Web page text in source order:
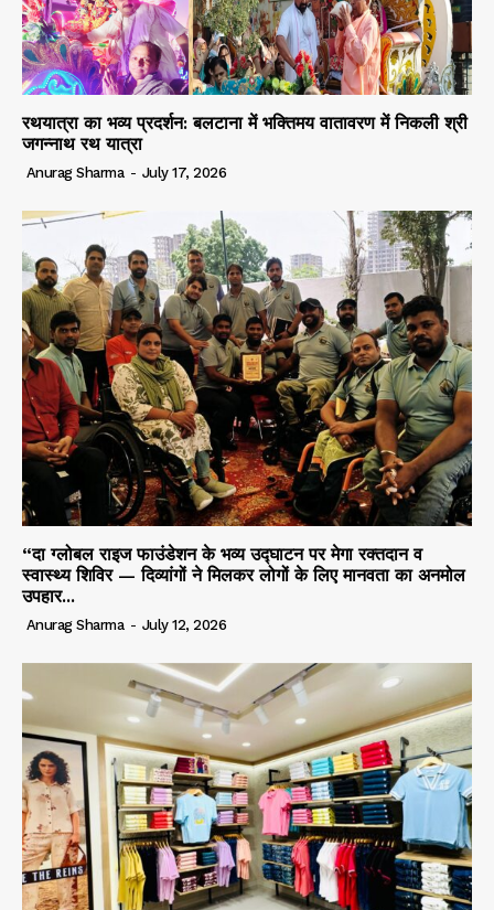
रथयात्रा का भव्य प्रदर्शन: बलटाना में भक्तिमय वातावरण में निकली श्री
जगन्नाथ रथ यात्रा
Anurag Sharma - July 17, 2026
“दा ग्लोबल राइज फाउंडेशन के भव्य उद्घाटन पर मेगा रक्तदान व
स्वास्थ्य शिविर — दिव्यांगों ने मिलकर लोगों के लिए मानवता का अनमोल
उपहार...
Anurag Sharma - July 12, 2026